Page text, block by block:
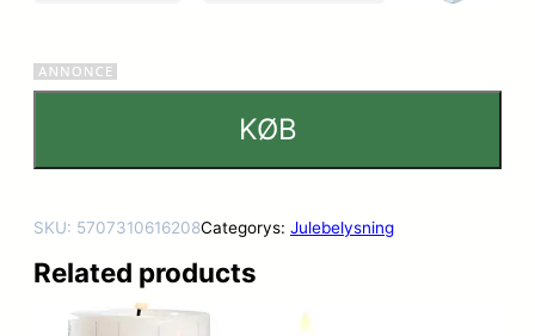
KØB
SKU: 5707310616208Categorys: Julebelysning
Related products